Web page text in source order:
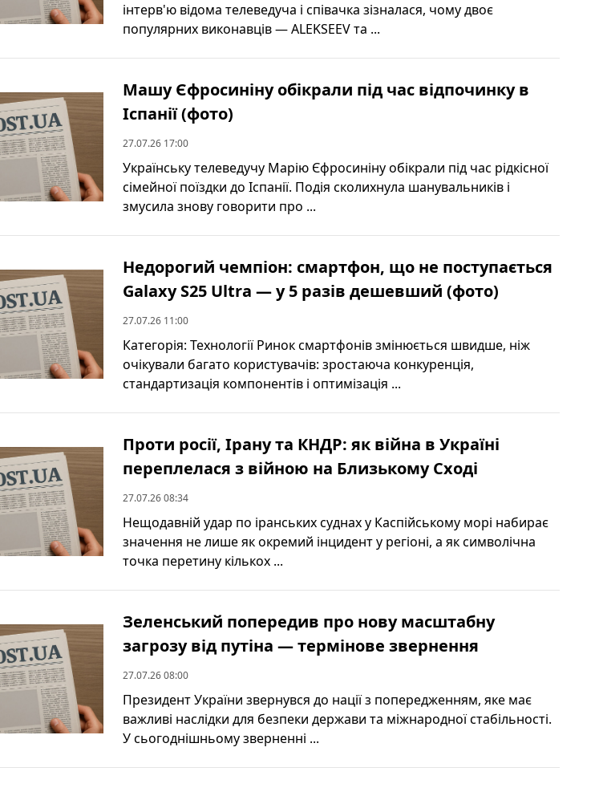
інтерв'ю відома телеведуча і співачка зізналася, чому двоє
популярних виконавців — ALEKSEEV та ...
Машу Єфросиніну обікрали під час відпочинку в
Іспанії (фото)
27.07.26 17:00
Українську телеведучу Марію Єфросиніну обікрали під час рідкісної
сімейної поїздки до Іспанії. Подія сколихнула шанувальників і
змусила знову говорити про ...
Недорогий чемпіон: смартфон, що не поступається
Galaxy S25 Ultra — у 5 разів дешевший (фото)
27.07.26 11:00
Категорія: Технології Ринок смартфонів змінюється швидше, ніж
очікували багато користувачів: зростаюча конкуренція,
стандартизація компонентів і оптимізація ...
Проти росії, Ірану та КНДР: як війна в Україні
переплелася з війною на Близькому Сході
27.07.26 08:34
Нещодавній удар по іранських суднах у Каспійському морі набирає
значення не лише як окремий інцидент у регіоні, а як символічна
точка перетину кількох ...
Зеленський попередив про нову масштабну
загрозу від путіна — термінове звернення
27.07.26 08:00
Президент України звернувся до нації з попередженням, яке має
важливі наслідки для безпеки держави та міжнародної стабільності.
У сьогоднішньому зверненні ...